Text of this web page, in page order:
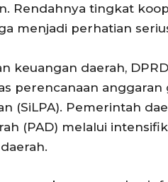
Rendahnya tingkat
menjadi perhatian
keuangan daerah,
perencanaan anggaran
(SiLPA). Pemerintah
(PAD) melalui